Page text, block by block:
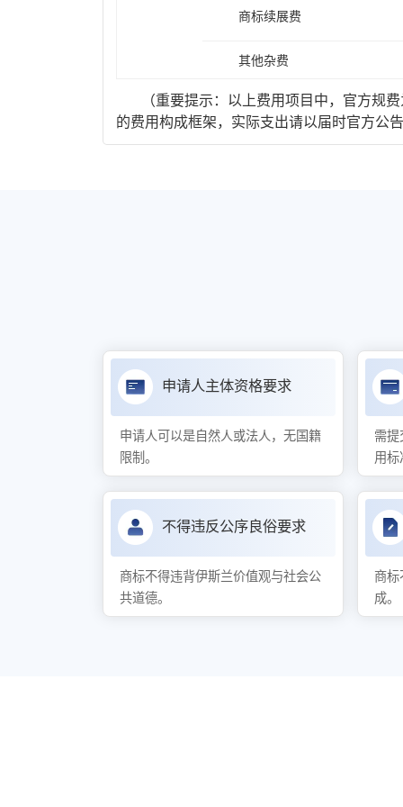
商标续展费
其他杂费
（重要提示：以上费用项目中，官方规费
的费用构成框架，实际支出请以届时官方公
申请人主体资格要求
申请人可以是自然人或法人，无国籍
限制。
需提
用标
不得违反公序良俗要求
商标不得违背伊斯兰价值观与社会公
共道德。
商标
成。